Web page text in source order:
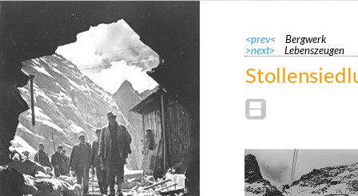
<prev< Bergwerk
>next> Lebenszeugen